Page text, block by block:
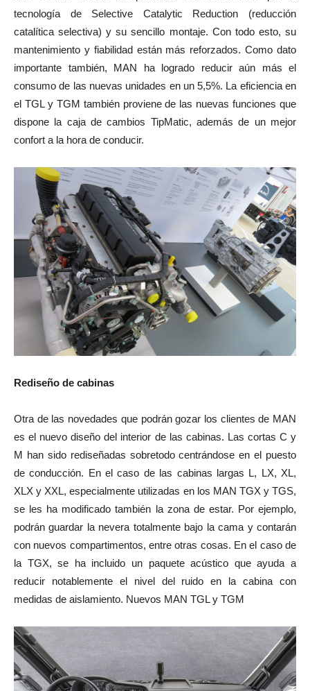
tecnología de Selective Catalytic Reduction (reducción
catalítica selectiva) y su sencillo montaje. Con todo esto, su
mantenimiento y fiabilidad están más reforzados. Como dato
importante también, MAN ha logrado reducir aún más el
consumo de las nuevas unidades en un 5,5%. La eficiencia en
el TGL y TGM también proviene de las nuevas funciones que
dispone la caja de cambios TipMatic, además de un mejor
confort a la hora de conducir.
Rediseño de cabinas
Otra de las novedades que podrán gozar los clientes de MAN
es el nuevo diseño del interior de las cabinas. Las cortas C y
M han sido rediseñadas sobretodo centrándose en el puesto
de conducción. En el caso de las cabinas largas L, LX, XL,
XLX y XXL, especialmente utilizadas en los MAN TGX y TGS,
se les ha modificado también la zona de estar. Por ejemplo,
podrán guardar la nevera totalmente bajo la cama y contarán
con nuevos compartimentos, entre otras cosas. En el caso de
la TGX, se ha incluido un paquete acústico que ayuda a
reducir notablemente el nivel del ruido en la cabina con
medidas de aislamiento. Nuevos MAN TGL y TGM